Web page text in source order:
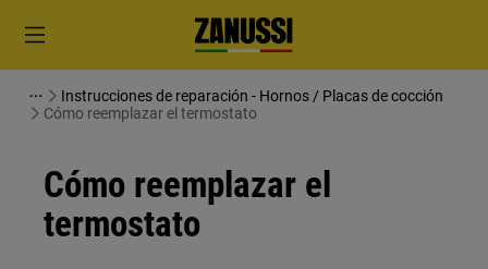
Instrucciones de reparación - Hornos / Placas de cocción
Cómo reemplazar el termostato
Cómo reemplazar el
termostato